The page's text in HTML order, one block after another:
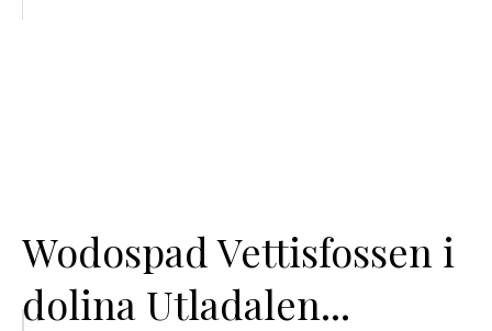
Wodospad Vettisfossen i
dolina Utladalen...